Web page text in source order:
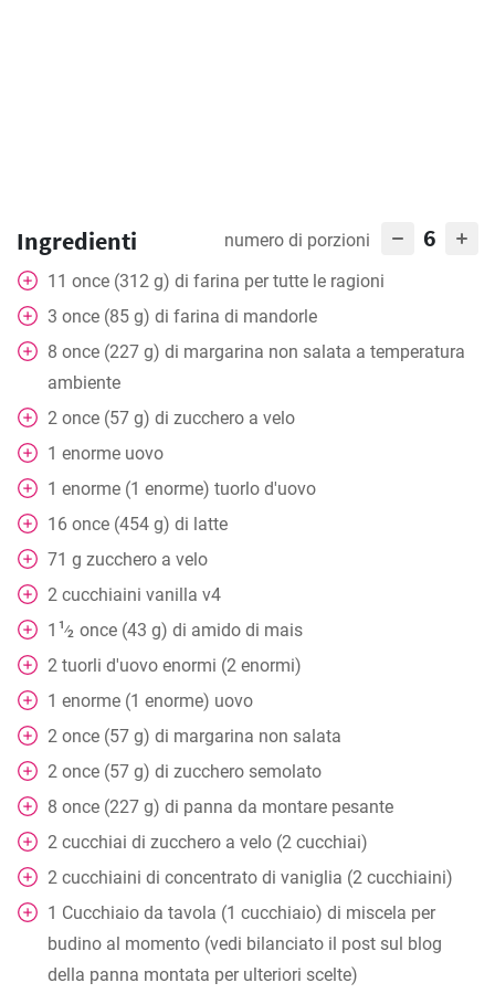
Ingredienti numero di porzioni 6
11 once (312 g) di farina per tutte le ragioni
3 once (85 g) di farina di mandorle
8 once (227 g) di margarina non salata a temperatura
ambiente
2 once (57 g) di zucchero a velo
1 enorme uovo
1 enorme (1 enorme) tuorlo d'uovo
16 once (454 g) di latte
71 g zucchero a velo
2 cucchiaini vanilla v4
1 1⁄2 once (43 g) di amido di mais
2 tuorli d'uovo enormi (2 enormi)
1 enorme (1 enorme) uovo
2 once (57 g) di margarina non salata
2 once (57 g) di zucchero semolato
8 once (227 g) di panna da montare pesante
2 cucchiai di zucchero a velo (2 cucchiai)
2 cucchiaini di concentrato di vaniglia (2 cucchiaini)
1 Cucchiaio da tavola (1 cucchiaio) di miscela per
budino al momento (vedi bilanciato il post sul blog
della panna montata per ulteriori scelte)